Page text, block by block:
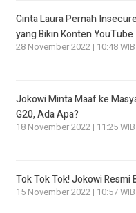
Cinta Laura Pernah
yang Bikin Konten YouTube
28 November 2022 | 10:48 WIB
Jokowi Minta Maaf ke
G20, Ada Apa?
18 November 2022 | 11:25 WIB
Tok Tok Tok! Jokowi Resmi
15 November 2022 | 10:57 WIB